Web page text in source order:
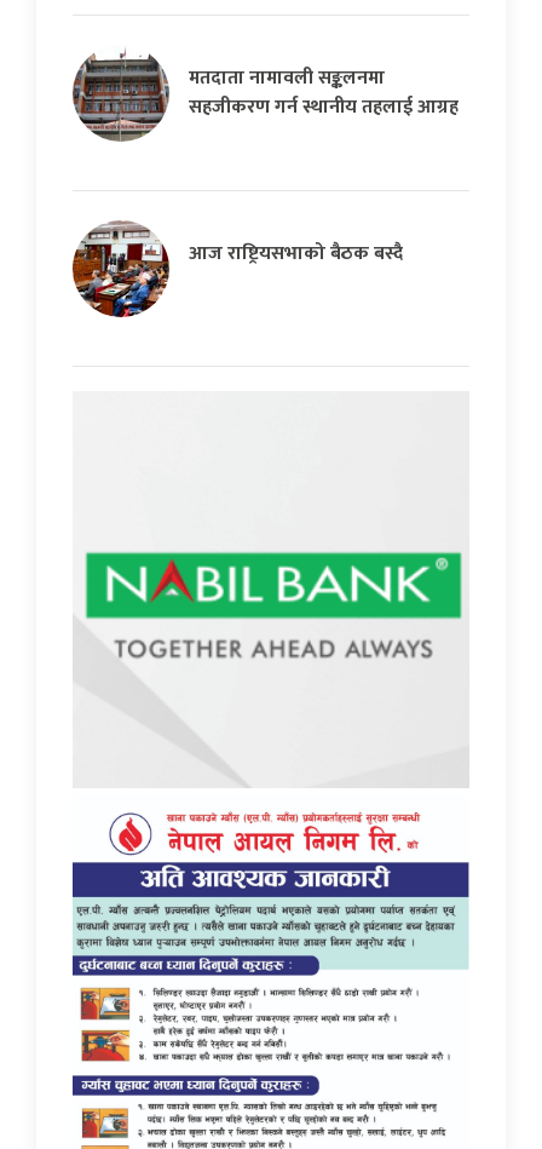
मतदाता नामावली सङ्कलनमा
सहजीकरण गर्न स्थानीय तहलाई आग्रह
आज राष्ट्रियसभाको बैठक बस्दै